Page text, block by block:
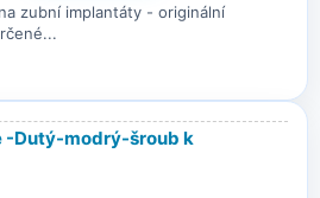
zubní implantáty - originální
-Dutý-modrý-šroub k